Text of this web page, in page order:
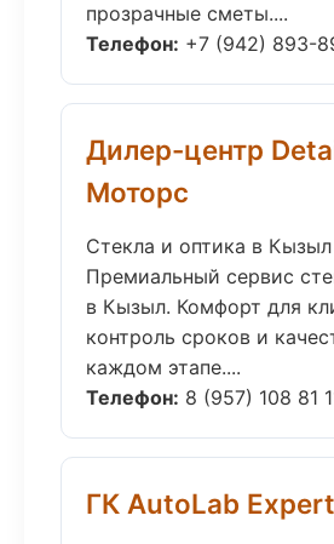
прозрачные сметы....
Телефон: +7 (942) 893-
Дилер-центр
Моторс
Стекла и оптика в Кызыл
Премиальный сервис
в Кызыл. Комфорт для
контроль сроков и
каждом этапе....
Телефон: 8 (957) 108 81
ГК AutoLab Expert